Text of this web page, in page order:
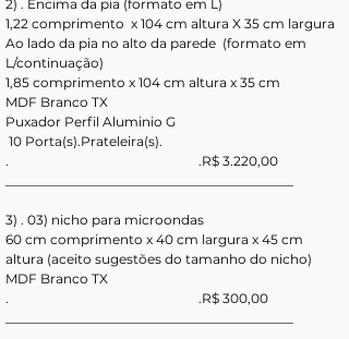
2) . Encima da pia (formato em L)
1,22 comprimento  x 104 cm altura X 35 cm largura
Ao lado da pia no alto da parede  (formato em
L/continuação)
1,85 comprimento x 104 cm altura x 35 cm
MDF Branco TX
Puxador Perfil Aluminio G
10 Porta(s).Prateleira(s).
.                                                          .R$ 3.220,00
3) . 03) nicho para microondas
60 cm comprimento x 40 cm largura x 45 cm
altura (aceito sugestões do tamanho do nicho)
MDF Branco TX
.                                                          .R$ 300,00